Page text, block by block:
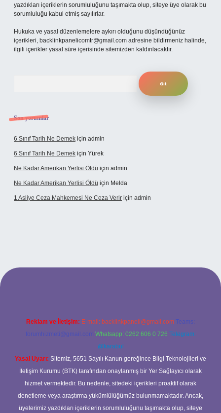
yazdıkları içeriklerin sorumluluğunu taşımakta olup, siteye üye olarak bu
sorumluluğu kabul etmiş sayılırlar.
Hukuka ve yasal düzenlemelere aykırı olduğunu düşündüğünüz
içerikleri, backlinkpanelicomtr@gmail.com adresine bildirmeniz halinde,
ilgili içerikler yasal süre içerisinde sitemizden kaldırılacaktır.
Son yorumlar
6 Sınıf Tarih Ne Demek için admin
6 Sınıf Tarih Ne Demek için Yürek
Ne Kadar Amerikan Yerlisi Öldü için admin
Ne Kadar Amerikan Yerlisi Öldü için Melda
1 Asliye Ceza Mahkemesi Ne Ceza Verir için admin
Reklam ve İletişim: E-mail: backlinkpaneli@gmail.com Teams:
forumhizmeti@gmail.com Whatsapp: 0262 606 0 726 Telegram:
@karabul
Yasal Uyarı: Sitemiz, 5651 Sayılı Kanun gereğince Bilgi Teknolojileri ve
İletişim Kurumu (BTK) tarafından onaylanmış bir Yer Sağlayıcı olarak
hizmet vermektedir. Bu nedenle, sitedeki içerikleri proaktif olarak
denetleme veya araştırma yükümlülüğümüz bulunmamaktadır. Ancak,
üyelerimiz yazdıkları içeriklerin sorumluluğunu taşımakta olup, siteye